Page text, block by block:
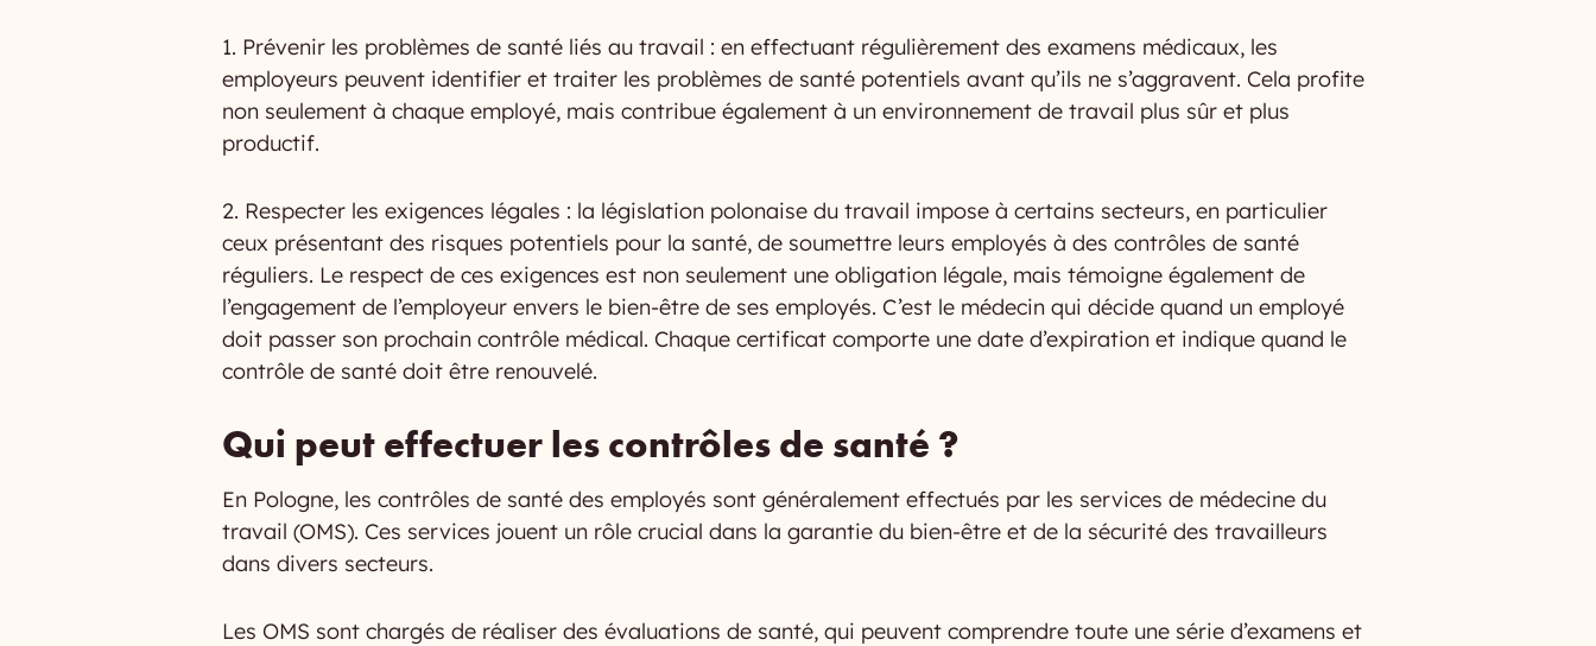
1. Prévenir les problèmes de santé liés au travail : en effectuant régulièrement des examens médicaux, les
employeurs peuvent identifier et traiter les problèmes de santé potentiels avant qu’ils ne s’aggravent. Cela profite
non seulement à chaque employé, mais contribue également à un environnement de travail plus sûr et plus
productif.
2. Respecter les exigences légales : la législation polonaise du travail impose à certains secteurs, en particulier
ceux présentant des risques potentiels pour la santé, de soumettre leurs employés à des contrôles de santé
réguliers. Le respect de ces exigences est non seulement une obligation légale, mais témoigne également de
l’engagement de l’employeur envers le bien-être de ses employés. C’est le médecin qui décide quand un employé
doit passer son prochain contrôle médical. Chaque certificat comporte une date d’expiration et indique quand le
contrôle de santé doit être renouvelé.
Qui peut effectuer les contrôles de santé ?
En Pologne, les contrôles de santé des employés sont généralement effectués par les services de médecine du
travail (OMS). Ces services jouent un rôle crucial dans la garantie du bien-être et de la sécurité des travailleurs
dans divers secteurs.
Les OMS sont chargés de réaliser des évaluations de santé, qui peuvent comprendre toute une série d’examens et